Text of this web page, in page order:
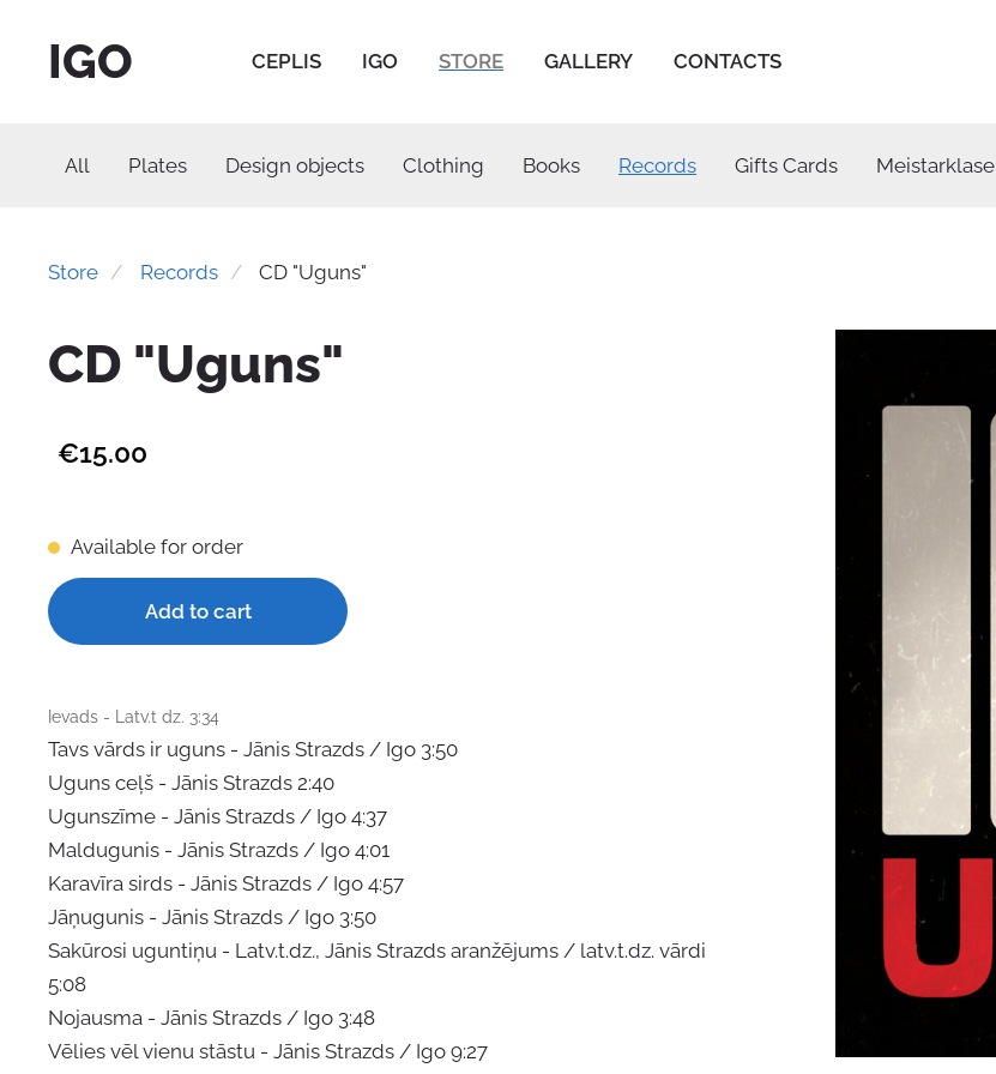
IGO CEPLIS IGO STORE GALLERY CONTACTS
All Plates Design objects Clothing Books Records Gifts Cards Meistarklase
Store Records CD "Uguns"
CD "Uguns"
€15.00
Available for order
Add to cart
Ievads - Latv.t dz. 3:34
Tavs vārds ir uguns - Jānis Strazds / Igo 3:50
Uguns ceļš - Jānis Strazds 2:40
Ugunszīme - Jānis Strazds / Igo 4:37
Maldugunis - Jānis Strazds / Igo 4:01
Karavīra sirds - Jānis Strazds / Igo 4:57
Jāņugunis - Jānis Strazds / Igo 3:50
Sakūrosi uguntiņu - Latv.t.dz., Jānis Strazds aranžējums / latv.t.dz. vārdi
5:08
Nojausma - Jānis Strazds / Igo 3:48
Vēlies vēl vienu stāstu - Jānis Strazds / Igo 9:27